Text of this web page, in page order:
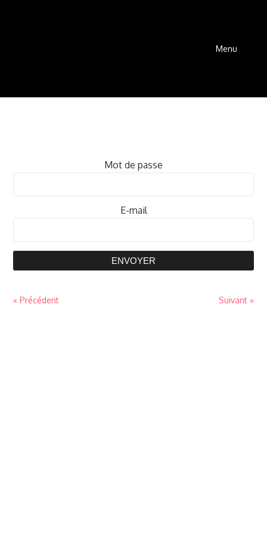
Menu
Mot de passe
E-mail
ENVOYER
« Précédent Suivant »